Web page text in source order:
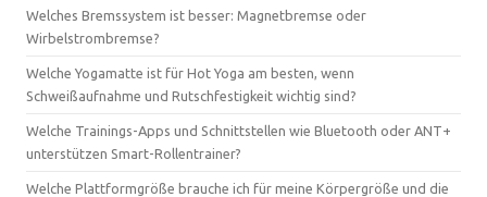
Welches Bremssystem ist besser: Magnetbremse oder
Wirbelstrombremse?
Welche Yogamatte ist für Hot Yoga am besten, wenn
Schweißaufnahme und Rutschfestigkeit wichtig sind?
Welche Trainings-Apps und Schnittstellen wie Bluetooth oder ANT+
unterstützen Smart-Rollentrainer?
Welche Plattformgröße brauche ich für meine Körpergröße und die